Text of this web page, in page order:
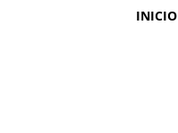
INICIO